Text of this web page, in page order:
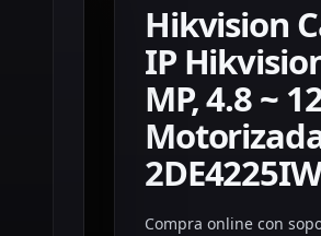
Hikvision
IP
MP, 4.8 ~
Compra online con